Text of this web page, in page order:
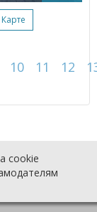
10 11 12
cookie